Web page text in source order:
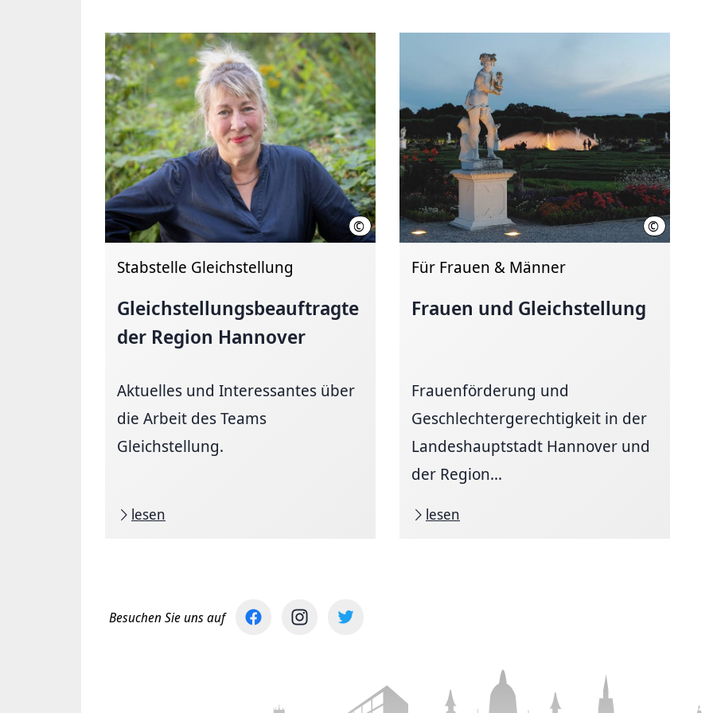
© Region Hannover / Ines Schiermann
Stabstelle Gleichstellung
Gleichstellungsbeauftragte
der Region Hannover
Aktuelles und Interessantes über
die Arbeit des Teams
Gleichstellung.
lesen
© Region
Für Frauen & Männer
Frauen und Gleichstellung
Frauenförderung und
Geschlechtergerechtigkeit in der
Landeshauptstadt Hannover und
der Region...
lesen
Besuchen Sie uns auf